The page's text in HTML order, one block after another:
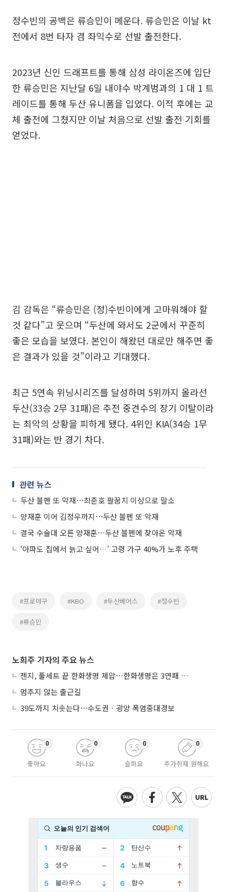
정수빈의 공백은 류승민이 메운다. 류승민은 이날 kt
전에서 8번 타자 겸 좌익수로 선발 출전한다.
2023년 신인 드래프트를 통해 삼성 라이온즈에 입단
한 류승민은 지난달 6일 내야수 박계범과의 1 대 1 트
레이드를 통해 두산 유니폼을 입었다. 이적 후에는 교
체 출전에 그쳤지만 이날 처음으로 선발 출전 기회를
얻었다.
김 감독은 “류승민은 (정)수빈이에게 고마워해야 할
것 같다”고 웃으며 “두산에 와서도 2군에서 꾸준히
좋은 모습을 보였다. 본인이 해왔던 대로만 해주면 좋
은 결과가 있을 것”이라고 기대했다.
최근 5연속 위닝시리즈를 달성하며 5위까지 올라선
두산(33승 2무 31패)은 주전 중견수의 장기 이탈이라
는 최악의 상황을 피하게 됐다. 4위인 KIA(34승 1무
31패)와는 반 경기 차다.
관련 뉴스
두산 불펜 또 악재⋯최준호 팔꿈치 이상으로 말소
양재훈 이어 김정우까지⋯두산 불펜 또 악재
결국 수술대 오른 양재훈⋯두산 불펜에 찾아온 악재
‘아파도 집에서 늙고 싶어…’ 고령 가구 40%가 노후 주택
#프로야구 #KBO #두산베어스 #정수빈
#류승민
노희주 기자의 주요 뉴스
젠지, 풀세트 끝 한화생명 제압⋯한화생명은 3연패 수렁
멈추지 않는 출근길
39도까지 치솟는다⋯수도권ㆍ광양 폭염중대경보
좋아요
0
화나요
0
슬퍼요
0
추가취재 원해요
0